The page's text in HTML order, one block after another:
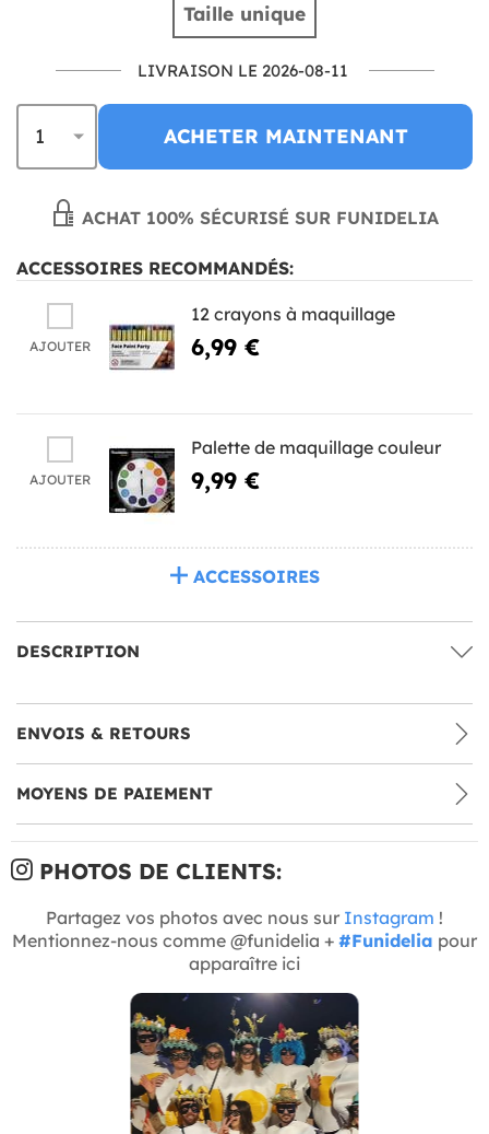
Taille unique
LIVRAISON LE 2026-08-11
ACHETER MAINTENANT
ACHAT 100% SÉCURISÉ SUR FUNIDELIA
ACCESSOIRES RECOMMANDÉS:
AJOUTER
12 crayons à maquillage
6,99 €
AJOUTER
Palette de maquillage couleur
9,99 €
ACCESSOIRES
DESCRIPTION
ENVOIS & RETOURS
MOYENS DE PAIEMENT
PHOTOS DE CLIENTS:
Partagez vos photos avec nous sur Instagram !
Mentionnez-nous comme @funidelia + #Funidelia pour
apparaître ici